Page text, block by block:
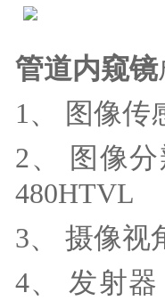
管道内窥镜
1、
图像传
2、
图像
480HTVL
3、 摄像视
4、 发射